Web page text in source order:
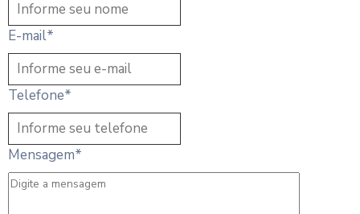
E-mail*
Telefone*
Mensagem*